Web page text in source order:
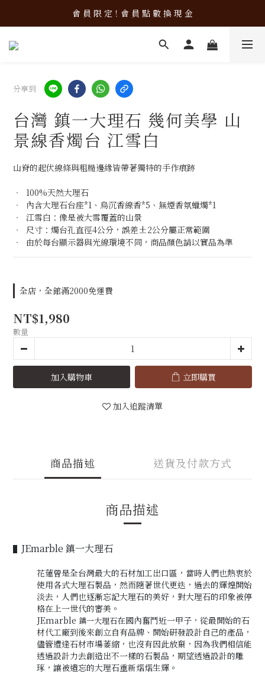
加 入 會 員 立 即 使 用 購 物 金 ！
會 員 限 定！會 員 點 數 換 現 金
加 入 會 員 立 即 使 用 購 物 金 ！
分享到
台灣 鎮一大理石 幾何美學 山
景線香燭台 江雪白
山脊的起伏線條與粗糙邊緣皆帶著獨特的手作痕跡
‧  100%天然大理石
‧  內含大理石台座*1、烏沉香線香*5、無煙香氛蠟燭*1
‧  江雪白：像是被大雪覆蓋的山景
‧  尺寸：燭台孔直徑4公分，誤差±2公分屬正常範圍
‧  由於每台顯示器與光線環境不同，商品顏色請以實品為準
全店，全館滿2000免運費
NT$1,980
數量
加入購物車 立即購買
加入追蹤清單
商品描述 送貨及付款方式
商品描述
▌ JEmarble 鎮一大理石
花蓮曾是全台灣最大的石材加工出口區，當時人們也熱衷於
使用各式大理石製品，然而隨著世代更迭，過去的輝煌開始
淡去，人們也逐漸忘記大理石的美好 ， 對大理石的印象被停
格在上一世代的審美。
JEmarble 鎮一大理石在國內奮鬥近一甲子 ， 從最開始的石
材代工廠到後來創立自有品牌、開始研發設計自己的產品 ，
儘管遭逢石材市場萎縮 ， 也沒有因此放棄 ， 因為我們相信能
透過設計力去創造出不一樣的石製品 ， 期望透過設計的雕
琢 ， 讓被遺忘的大理石重新熠熠生輝。